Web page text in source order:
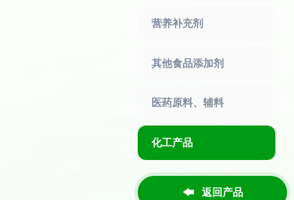
营养补充剂
其他食品添加剂
医药原料、辅料
化工产品
 返回产品